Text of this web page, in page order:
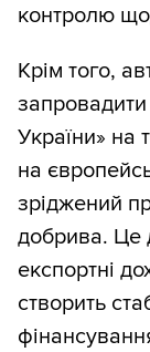
контролю
Крім того,
України» на
на
зріджений
добрива. Це
експортні
створить